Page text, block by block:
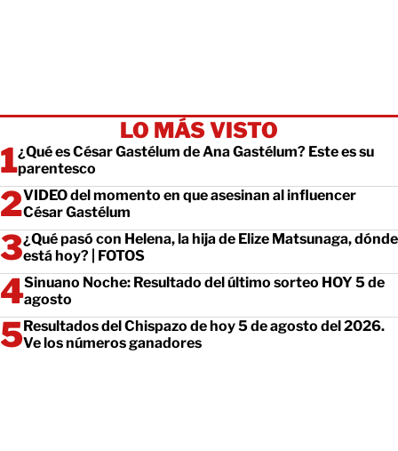
LO MÁS VISTO
¿Qué es César Gastélum de Ana Gastélum? Este es su
parentesco
VIDEO del momento en que asesinan al influencer
César Gastélum
¿Qué pasó con Helena, la hija de Elize Matsunaga, dónde
está hoy? | FOTOS
Sinuano Noche: Resultado del último sorteo HOY 5 de
agosto
Resultados del Chispazo de hoy 5 de agosto del 2026.
Ve los números ganadores